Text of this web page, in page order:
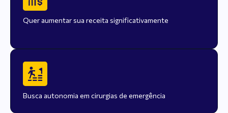
Quer aumentar sua receita significativamente
Busca autonomia em cirurgias de emergência